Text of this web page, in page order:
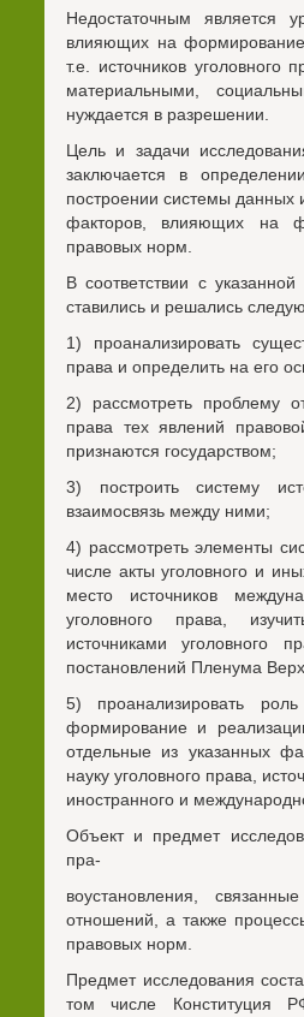
Недостаточным является
влияющих на
т.е. источников
материальными,
нуждается в разрешении.
Цель и задачи
заключается в
построении системы данных
факторов, влияющих на
правовых норм.
В соответствии с
ставились и решались
1) проанализировать
права и определить на его
2) рассмотреть проблему
права тех явлений
признаются государством;
3) построить систему
взаимосвязь между ними;
4) рассмотреть элементы
числе акты уголовного и
место источников
уголовного права,
источниками уголовного
постановлений Пленума
5) проанализировать
формирование и
отдельные из указанных
науку уголовного права,
иностранного и
Объект и предмет
пра-
воустановления,
отношений, а также
правовых норм.
Предмет исследования
том числе Конституция